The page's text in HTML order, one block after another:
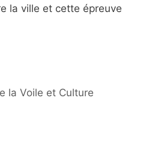
la ville et cette épreuve
la Voile et Culture